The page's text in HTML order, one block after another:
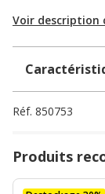
Voir description
Réf. 850753
Produits